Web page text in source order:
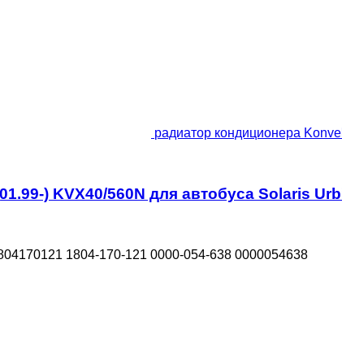
радиатор кондиционера
) KVX40/560N для автобуса Solaris
1804-170-121 0000-054-638 0000054638